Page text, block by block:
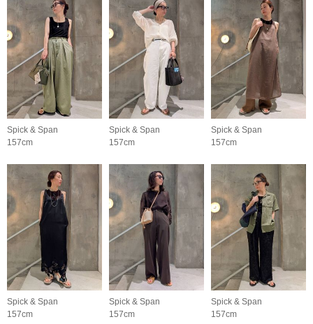
Spick & Span
157cm
Spick & Span
157cm
Spick & Span
157cm
Spick & Span
157cm
Spick & Span
157cm
Spick & Span
157cm